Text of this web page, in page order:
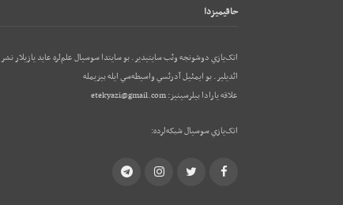
حاقيميزدا
اتک‌يازي دوشونجه وئب‌ سايتيدير. بو سايتدا سوسيال علم‌لره عايد يازيلار نشر
ائديلير. بو ایمئيل آدرئسي واسيطه‌سي ايله بيزيمله
علاقه يارادا بيلرسينيز:etekyazi@gmail.com
اتک‌يازي سوسيال شبکه‌لرده:
Facebook
Twitter
Instagram
Telegram